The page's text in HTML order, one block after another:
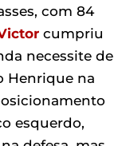
com 84
cumpriu
necessite de
Henrique na
esquerdo,